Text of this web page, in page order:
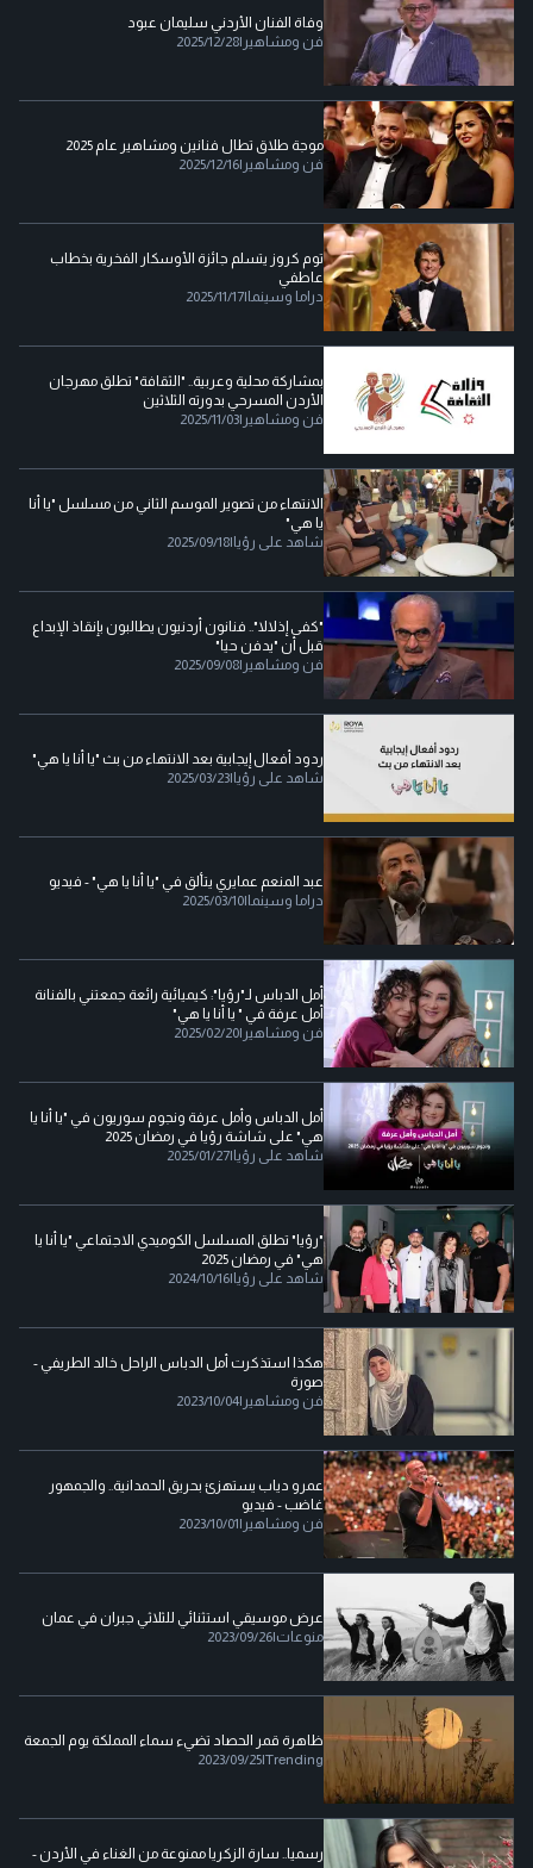
وفاة الفنان الأردني سليمان عبود
فن ومشاهير |
2025/12/28
موجة طلاق تطال فنانين ومشاهير عام 2025
فن ومشاهير |
2025/12/16
توم كروز يتسلم جائزة الأوسكار الفخرية بخطاب
عاطفي
دراما وسينما |
2025/11/17
بمشاركة محلية وعربية.. "الثقافة" تطلق مهرجان
الأردن المسرحي بدورته الثلاثين
فن ومشاهير |
2025/11/03
الانتهاء من تصوير الموسم الثاني من مسلسل "يا أنا
يا هي"
شاهد على رؤيا |
2025/09/18
"كفى إذلالا".. فنانون أردنيون يطالبون بإنقاذ الإبداع
قبل أن "يدفن حيا"
فن ومشاهير |
2025/09/08
ردود أفعال إيجابية بعد الانتهاء من بث "يا أنا يا هي"
شاهد على رؤيا |
2025/03/23
عبد المنعم عمايري يتألق في "يا أنا يا هي" - فيديو
دراما وسينما |
2025/03/10
أمل الدباس لـ"رؤيا": كيميائية رائعة جمعتني بالفنانة
أمل عرفة في " يا أنا يا هي"
فن ومشاهير |
2025/02/20
أمل الدباس وأمل عرفة ونجوم سوريون في "يا أنا يا
هي" على شاشة رؤيا في رمضان 2025
شاهد على رؤيا |
2025/01/27
"رؤيا" تطلق المسلسل الكوميدي الاجتماعي "يا أنا يا
هي" في رمضان 2025
شاهد على رؤيا |
2024/10/16
هكذا استذكرت أمل الدباس الراحل خالد الطريفي -
صورة
فن ومشاهير |
2023/10/04
عمرو دياب يستهزئ بحريق الحمدانية.. والجمهور
غاضب - فيديو
فن ومشاهير |
2023/10/01
عرض موسيقي استثنائي للثلاثي جبران في عمان
منوعات|
2023/09/26
ظاهرة قمر الحصاد تضيء سماء المملكة يوم الجمعة
Trending
|
2023/09/25
رسميا.. سارة الزكريا ممنوعة من الغناء في الأردن -